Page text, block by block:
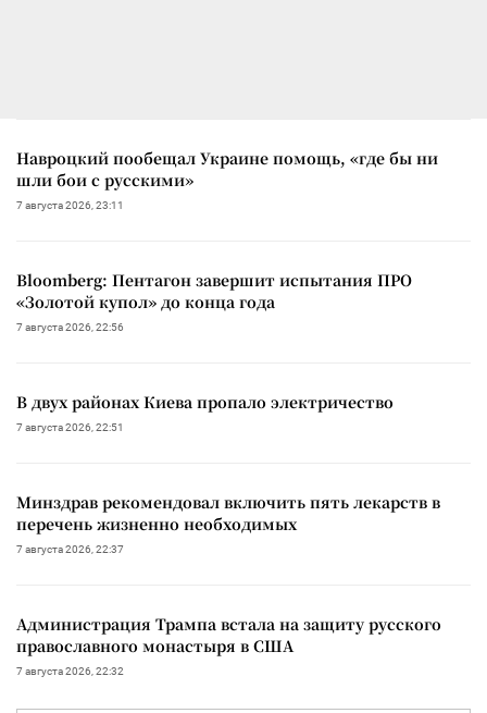
Навроцкий пообещал Украине помощь, «где бы ни
шли бои с русскими»
7 августа 2026, 23:11
Bloomberg: Пентагон завершит испытания ПРО
«Золотой купол» до конца года
7 августа 2026, 22:56
В двух районах Киева пропало электричество
7 августа 2026, 22:51
Минздрав рекомендовал включить пять лекарств в
перечень жизненно необходимых
7 августа 2026, 22:37
Администрация Трампа встала на защиту русского
православного монастыря в США
7 августа 2026, 22:32